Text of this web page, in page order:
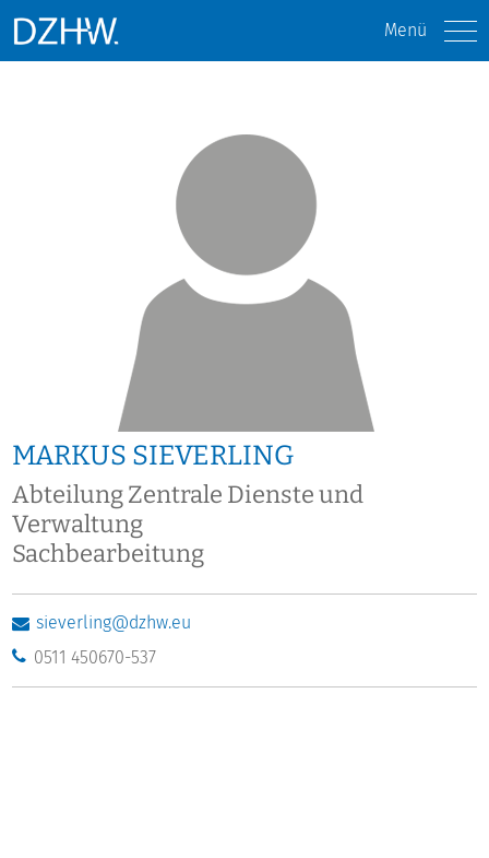
Menü
MARKUS SIEVERLING
Abteilung Zentrale Dienste und
Verwaltung
Sachbearbeitung
sieverling@dzhw.eu
0511 450670-537